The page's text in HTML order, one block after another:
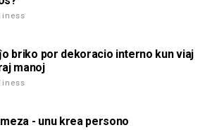
briko por dekoracio interno kun viaj
manoj
- unu krea persono